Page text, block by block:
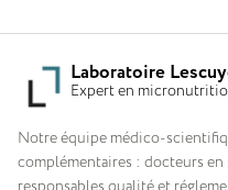
Laboratoire
Expert en
Notre équipe médico-
complémentaires : docteurs en